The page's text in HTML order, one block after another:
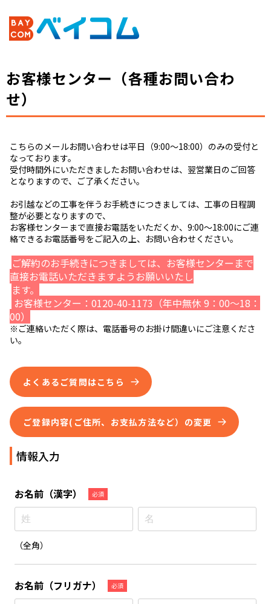
お客様センター（各種お問い合わ
せ）
こちらのメールお問い合わせは平日（9:00～18:00）のみの受付と
なっております。
受付時間外にいただきましたお問い合わせは、翌営業日のご回答
となりますので、ご了承ください。
お引越などの工事を伴うお手続きにつきましては、工事の日程調
整が必要となりますので、
お客様センターまで直接お電話をいただくか、9:00～18:00にご連
絡できるお電話番号をご記入の上、お問い合わせください。
ご解約のお手続きにつきましては、お客様センターまで
直接お電話いただきますようお願いいたし
ます。
お客様センター：0120-40-1173（年中無休 9：00～18：
00）
※ご連絡いただく際は、電話番号のお掛け間違いにご注意くださ
い。
よくあるご質問はこちら
ご登録内容(ご住所、お支払方法など）の変更
情報入力
お名前 （漢字） 必須
（全角）
お名前 （フリガナ） 必須